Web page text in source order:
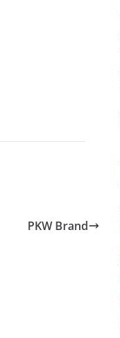
PKW Brand